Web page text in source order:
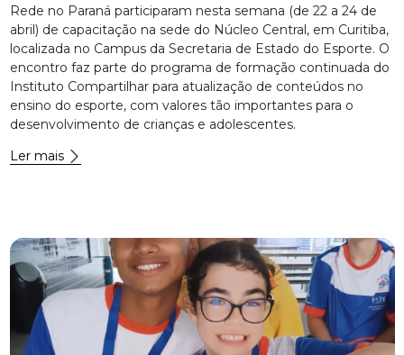
Rede no Paraná participaram nesta semana (de 22 a 24 de
abril) de capacitação na sede do Núcleo Central, em Curitiba,
localizada no Campus da Secretaria de Estado do Esporte. O
encontro faz parte do programa de formação continuada do
Instituto Compartilhar para atualização de conteúdos no
ensino do esporte, com valores tão importantes para o
desenvolvimento de crianças e adolescentes.
Ler mais